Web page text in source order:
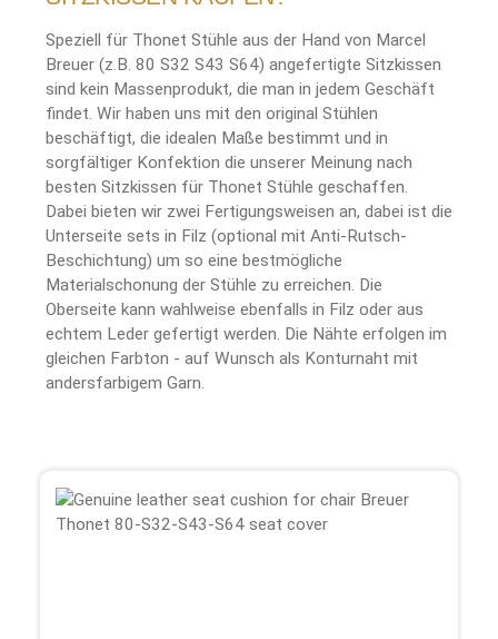
Speziell für Thonet Stühle aus der Hand von Marcel
Breuer (z.B. 80 S32 S43 S64) angefertigte Sitzkissen
sind kein Massenprodukt, die man in jedem Geschäft
findet. Wir haben uns mit den original Stühlen
beschäftigt, die idealen Maße bestimmt und in
sorgfältiger Konfektion die unserer Meinung nach
besten Sitzkissen für Thonet Stühle geschaffen.
Dabei bieten wir zwei Fertigungsweisen an, dabei ist die
Unterseite sets in Filz (optional mit Anti-Rutsch-
Beschichtung) um so eine bestmögliche
Materialschonung der Stühle zu erreichen. Die
Oberseite kann wahlweise ebenfalls in Filz oder aus
echtem Leder gefertigt werden. Die Nähte erfolgen im
gleichen Farbton - auf Wunsch als Konturnaht mit
andersfarbigem Garn.